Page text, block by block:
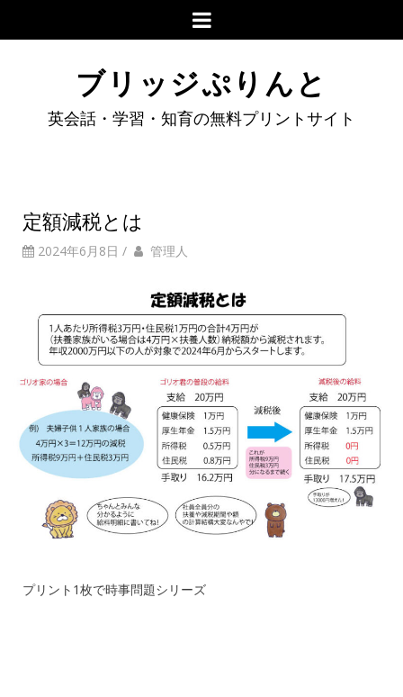
ブリッジぷりんと
英会話・学習・知育の無料プリントサイト
定額減税とは
2024年6月8日 / 管理人
プリント1枚で時事問題シリーズ